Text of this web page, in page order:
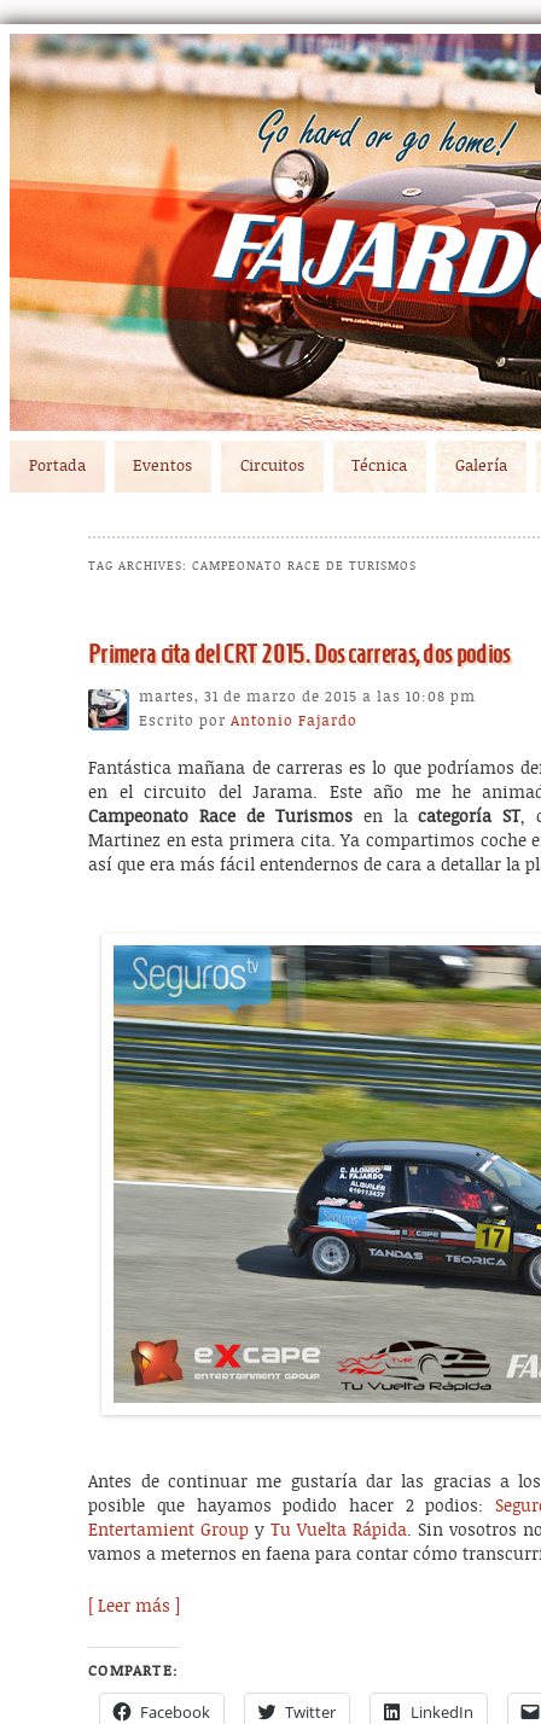
Skip to primary content
Skip to secondary content
Portada Eventos Circuitos Técnica Galería
TAG ARCHIVES:CAMPEONATO RACE DE TURISMOS
Primera cita del CRT 2015. Dos carreras, dos podios
martes, 31 de marzo de 2015 a las 10:08 pm
Escrito porAntonio Fajardo
Fantástica mañana de carreras es lo que podríamos
en el circuito del Jarama. Este año me he
Campeonato Race de Turismosen lacategoría ST,
Martinez en esta primera cita. Ya compartimos coche
así que era más fácil entendernos de cara a detallar la
Antes de continuar me gustaría dar las gracias a
posible que hayamos podido hacer 2 podios:
Entertamient Group yTu Vuelta Rápida. Sin vosotros
vamos a meternos en faena para contar cómo
[ Leer más ]
COMPARTE:
Facebook Twitter LinkedIn